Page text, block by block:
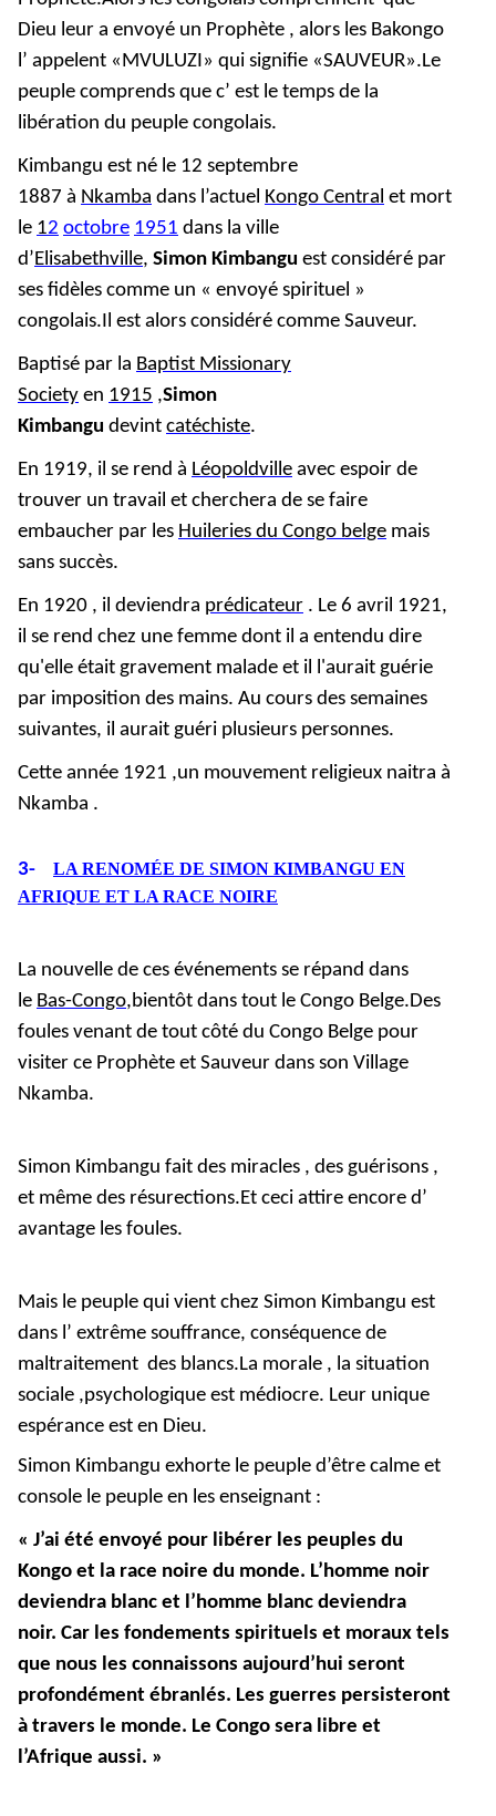
Dieu leur a envoyé un Prophète , alors les Bakongo
l’ appelent «MVULUZI» qui signifie «SAUVEUR».Le
peuple comprends que c’ est le temps de la
libération du peuple congolais.
Kimbangu est né le 12 septembre
1887 à Nkamba dans l’actuel Kongo Central et mort
le 12 octobre 1951 dans la ville
d’Elisabethville, Simon Kimbangu est considéré par
ses fidèles comme un « envoyé spirituel »
congolais.Il est alors considéré comme Sauveur.
Baptisé par la Baptist Missionary
Society en 1915 ,Simon
Kimbangu devint catéchiste.
En 1919, il se rend à Léopoldville avec espoir de
trouver un travail et cherchera de se faire
embaucher par les Huileries du Congo belge mais
sans succès.
En 1920 , il deviendra prédicateur . Le 6 avril 1921,
il se rend chez une femme dont il a entendu dire
qu'elle était gravement malade et il l'aurait guérie
par imposition des mains. Au cours des semaines
suivantes, il aurait guéri plusieurs personnes.
Cette année 1921 ,un mouvement religieux naitra à
Nkamba .
3-
LA RENOMÉE DE SIMON KIMBANGU EN
AFRIQUE ET LA RACE NOIRE
La nouvelle de ces événements se répand dans
le Bas-Congo,bientôt dans tout le Congo Belge.Des
foules venant de tout côté du Congo Belge pour
visiter ce Prophète et Sauveur dans son Village
Nkamba.
Simon Kimbangu fait des miracles , des guérisons ,
et même des résurections.Et ceci attire encore d’
avantage les foules.
Mais le peuple qui vient chez Simon Kimbangu est
dans l’ extrême souffrance, conséquence de
maltraitement des blancs.La morale , la situation
sociale ,psychologique est médiocre. Leur unique
espérance est en Dieu.
Simon Kimbangu exhorte le peuple d’être calme et
console le peuple en les enseignant :
« J’ai été envoyé pour libérer les peuples du
Kongo et la race noire du monde. L’homme noir
deviendra blanc et l’homme blanc deviendra
noir. Car les fondements spirituels et moraux tels
que nous les connaissons aujourd’hui seront
profondément ébranlés. Les guerres persisteront
à travers le monde. Le Congo sera libre et
l’Afrique aussi. »